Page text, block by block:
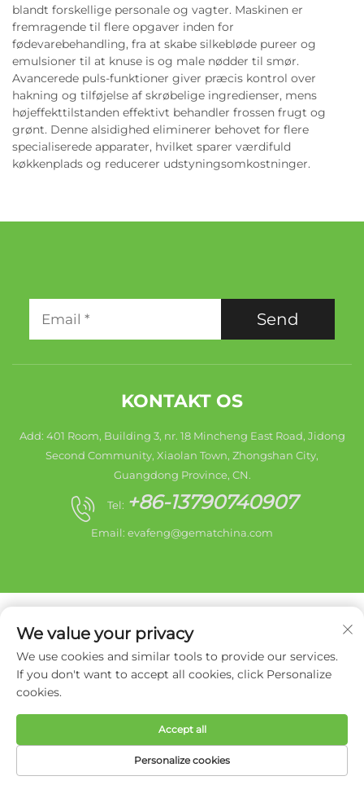
blandt forskellige personale og vagter. Maskinen er
fremragende til flere opgaver inden for
fødevarebehandling, fra at skabe silkebløde pureer og
emulsioner til at knuse is og male nødder til smør.
Avancerede puls-funktioner giver præcis kontrol over
hakning og tilføjelse af skrøbelige ingredienser, mens
højeffekttilstanden effektivt behandler frossen frugt og
grønt. Denne alsidighed eliminerer behovet for flere
specialiserede apparater, hvilket sparer værdifuld
køkkenplads og reducerer udstyningsomkostninger.
Send
KONTAKT OS
Add: 401 Room, Building 3, nr. 18 Mincheng East Road, Jidong
Second Community, Xiaolan Town, Zhongshan City,
Guangdong Province, CN.
Tel: +86-13790740907
Email: evafeng@gematchina.com
Copyright © 2025 Zhongshan City HaiShang Electric
Appliances Co,. Ltd. Alle rettigheder forbeholdes. -
FORSIDE PRODUKTER E-MAIL TLF.
We value your privacy
We use cookies and similar tools to provide our services.
If you don't want to accept all cookies, click Personalize
cookies.
Personalize cookies
Accept all